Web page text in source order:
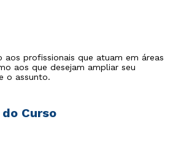
aos profissionais que atuam em áreas
aos que desejam ampliar seu
o assunto.
Curso